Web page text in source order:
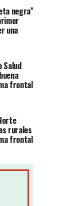
negra”
una
Salud
frontal
rurales
frontal